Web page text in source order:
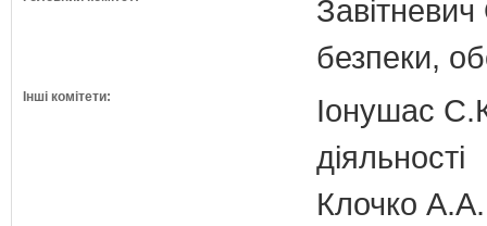
безпеки,
Інші комітети:
Іонушас
діяльності
Клочко А.А.